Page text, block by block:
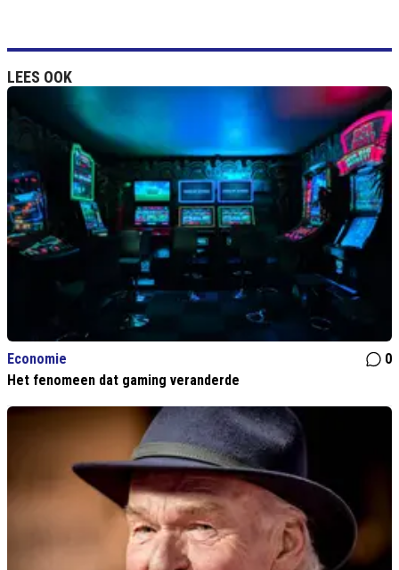
LEES OOK
Economie
0
Het fenomeen dat gaming veranderde